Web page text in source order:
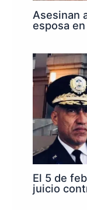
Asesinan
esposa
El 5 de
juicio